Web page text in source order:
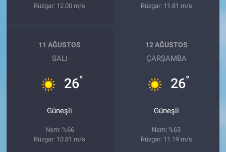
Rüzgar: 12.00 m/s
Rüzgar: 11.81 m/s
11 AĞUSTOS
SALI
26°
Güneşli
Nem: %66
Rüzgar: 10.81 m/s
12 AĞUSTOS
ÇARŞAMBA
26°
Güneşli
Nem: %63
Rüzgar: 11.19 m/s